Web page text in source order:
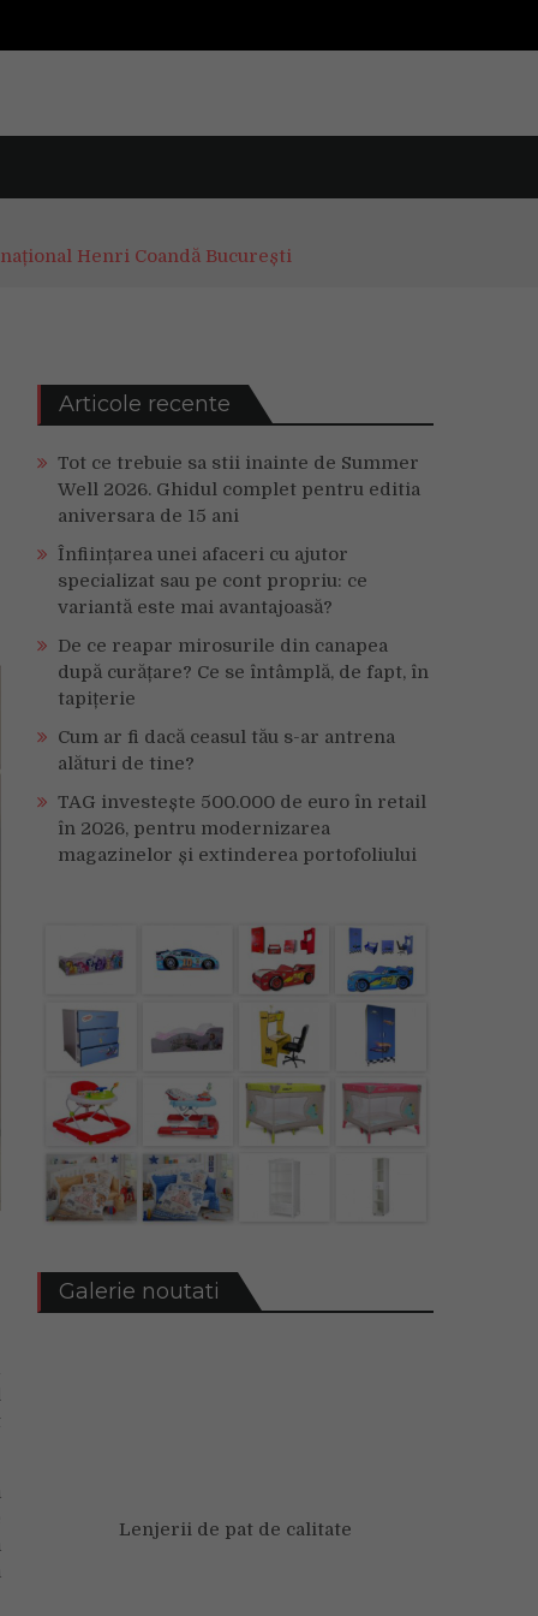
Henri Coandă București
Articole recente
Tot ce trebuie sa stii inainte de Summer
Well 2026. Ghidul complet pentru editia
aniversara de 15 ani
Înființarea unei afaceri cu ajutor
specializat sau pe cont propriu: ce
variantă este mai avantajoasă?
De ce reapar mirosurile din canapea
după curățare? Ce se întâmplă, de fapt, în
tapițerie
Cum ar fi dacă ceasul tău s-ar antrena
alături de tine?
TAG investește 500.000 de euro în retail
în 2026, pentru modernizarea
magazinelor și extinderea portofoliului
Galerie noutati
Lenjerii de pat de calitate